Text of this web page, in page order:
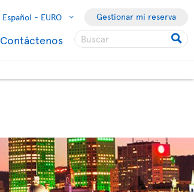
Español - EURO Gestionar mi reserva
Contáctenos